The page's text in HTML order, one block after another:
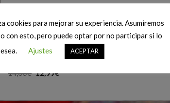
Cojín DISNEY Star Wars BB8
16,00€ 14,99€
Plaid MADOA tacto suave
14,00€ 12,99€
cookies para mejorar su experiencia. Asumiremos
con esto, pero puede optar por no participar si lo
Ajustes ACEPTAR